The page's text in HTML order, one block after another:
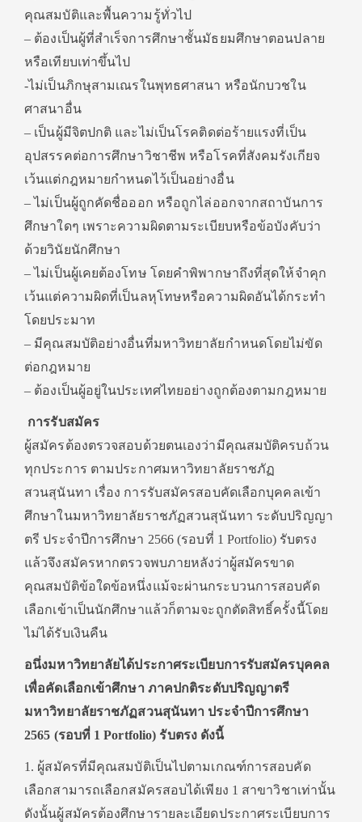
คุณสมบัติและพื้นความรู้ทั่วไป
– ต้องเป็นผู้ที่สำเร็จการศึกษาชั้นมัธยมศึกษาตอนปลาย
หรือเทียบเท่าขึ้นไป
-ไม่เป็นภิกษุสามเณรในพุทธศาสนา หรือนักบวชใน
ศาสนาอื่น
– เป็นผู้มีจิตปกติ และไม่เป็นโรคติดต่อร้ายแรงที่เป็น
อุปสรรคต่อการศึกษาวิชาชีพ หรือโรคที่สังคมรังเกียจ
เว้นแต่กฎหมายกำหนดไว้เป็นอย่างอื่น
– ไม่เป็นผู้ถูกคัดชื่อออก หรือถูกไล่ออกจากสถาบันการ
ศึกษาใดๆ เพราะความผิดตามระเบียบหรือข้อบังคับว่า
ด้วยวินัยนักศึกษา
– ไม่เป็นผู้เคยต้องโทษ โดยคำพิพากษาถึงที่สุดให้จำคุก
เว้นแต่ความผิดที่เป็นลหุโทษหรือความผิดอันได้กระทำ
โดยประมาท
– มีคุณสมบัติอย่างอื่นที่มหาวิทยาลัยกำหนดโดยไม่ขัด
ต่อกฎหมาย
– ต้องเป็นผู้อยู่ในประเทศไทยอย่างถูกต้องตามกฎหมาย
การรับสมัคร
ผู้สมัครต้องตรวจสอบด้วยตนเองว่ามีคุณสมบัติครบถ้วน
ทุกประการ ตามประกาศมหาวิทยาลัยราชภัฏ
สวนสุนันทา เรื่อง การรับสมัครสอบคัดเลือกบุคคลเข้า
ศึกษาในมหาวิทยาลัยราชภัฏสวนสุนันทา ระดับปริญญา
ตรี ประจำปีการศึกษา 2566 (รอบที่ 1 Portfolio) รับตรง
แล้วจึงสมัครหากตรวจพบภายหลังว่าผู้สมัครขาด
คุณสมบัติข้อใดข้อหนึ่งแม้จะผ่านกระบวนการสอบคัด
เลือกเข้าเป็นนักศึกษาแล้วก็ตามจะถูกตัดสิทธิ์ครั้งนี้โดย
ไม่ได้รับเงินคืน
อนึ่งมหาวิทยาลัยได้ประกาศระเบียบการรับสมัครบุคคล
เพื่อคัดเลือกเข้าศึกษา ภาคปกติระดับปริญญาตรี
มหาวิทยาลัยราชภัฏสวนสุนันทา ประจำปีการศึกษา
2565 (รอบที่ 1 Portfolio) รับตรง ดังนี้
1. ผู้สมัครที่มีคุณสมบัติเป็นไปตามเกณฑ์การสอบคัด
เลือกสามารถเลือกสมัครสอบได้เพียง 1 สาขาวิชาเท่านั้น
ดังนั้นผู้สมัครต้องศึกษารายละเอียดประกาศระเบียบการ